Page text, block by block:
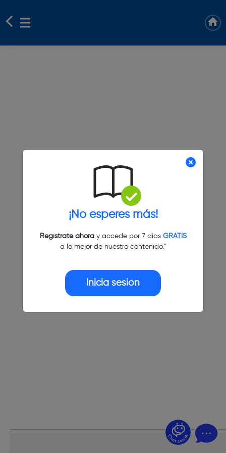
¡No esperes más!
Regístrate ahoray accede por 7 días GRATIS
a lo mejor de nuestro contenido."
Inicia sesión